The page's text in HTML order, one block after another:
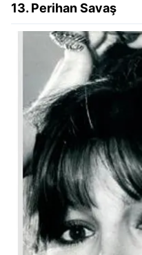
13. Perihan Savaş